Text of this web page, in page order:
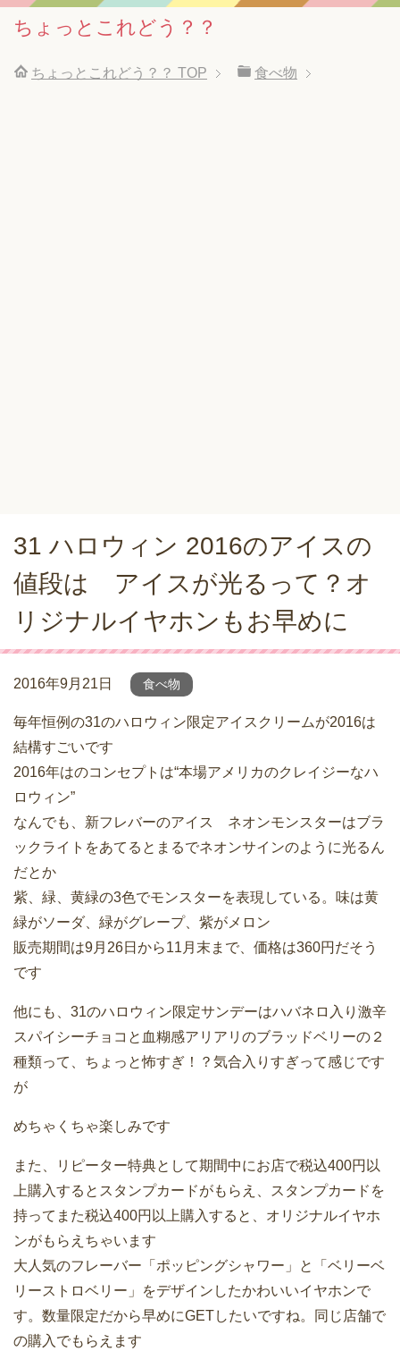
ちょっとこれどう？？
ちょっとこれどう？？ TOP 食べ物
31 ハロウィン 2016のアイスの
値段は アイスが光るって？オ
リジナルイヤホンもお早めに
2016年9月21日 食べ物
毎年恒例の31のハロウィン限定アイスクリームが2016は
結構すごいです
2016年はのコンセプトは“本場アメリカのクレイジーなハ
ロウィン”
なんでも、新フレバーのアイス ネオンモンスターはブラ
ックライトをあてるとまるでネオンサインのように光るん
だとか
紫、緑、黄緑の3色でモンスターを表現している。味は黄
緑がソーダ、緑がグレープ、紫がメロン
販売期間は9月26日から11月末まで、価格は360円だそう
です
他にも、31のハロウィン限定サンデーはハバネロ入り激辛
スパイシーチョコと血糊感アリアリのブラッドベリーの２
種類って、ちょっと怖すぎ！？気合入りすぎって感じです
が
めちゃくちゃ楽しみです
また、リピーター特典として期間中にお店で税込400円以
上購入するとスタンプカードがもらえ、スタンプカードを
持ってまた税込400円以上購入すると、オリジナルイヤホ
ンがもらえちゃいます
大人気のフレーバー「ポッピングシャワー」と「ベリーベ
リーストロベリー」をデザインしたかわいいイヤホンで
す。数量限定だから早めにGETしたいですね。同じ店舗で
の購入でもらえます